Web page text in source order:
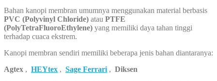
Bahan kanopi membran umumnya menggunakan material berbasis
PVC (Polyvinyl Chloride) atau PTFE
(PolyTetraFluoroEthylene) yang memiliki daya tahan tinggi
terhadap cuaca ekstrem.
Kanopi membran sendiri memiliki beberapa jenis bahan diantaranya:
Agtex , HEYtex , Sage Ferrari , Diksen